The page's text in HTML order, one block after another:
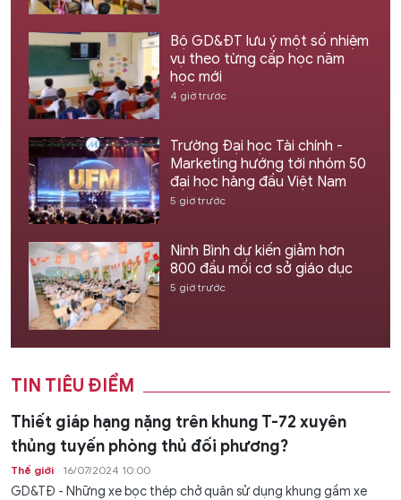
Bộ GD&ĐT lưu ý một số nhiệm
vụ theo từng cấp học năm
học mới
4 giờ trước
Trường Đại học Tài chính -
Marketing hướng tới nhóm 50
đại học hàng đầu Việt Nam
5 giờ trước
Ninh Bình dự kiến giảm hơn
800 đầu mối cơ sở giáo dục
5 giờ trước
TIN TIÊU ĐIỂM
Thiết giáp hạng nặng trên khung T-72 xuyên
thủng tuyến phòng thủ đối phương?
Thế giới 16/07/2024 10:00
GD&TĐ - Những xe bọc thép chở quân sử dụng khung gầm xe